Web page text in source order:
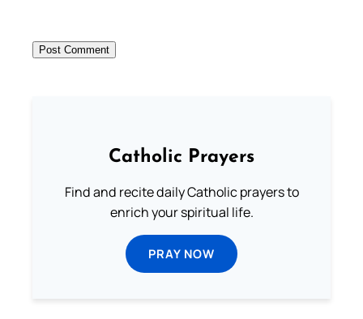
Catholic Prayers
Find and recite daily Catholic prayers to
enrich your spiritual life.
PRAY NOW